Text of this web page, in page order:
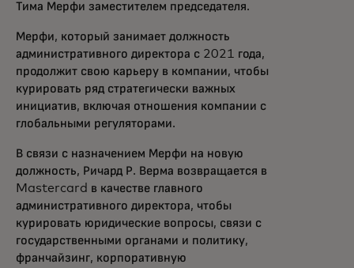
Тима Мерфи заместителем председателя.
Мерфи, который занимает должность
административного директора с 2021 года,
продолжит свою карьеру в компании, чтобы
курировать ряд стратегически важных
инициатив, включая отношения компании с
глобальными регуляторами.
В связи с назначением Мерфи на новую
должность, Ричард Р. Верма возвращается в
Mastercard в качестве главного
административного директора, чтобы
курировать юридические вопросы, связи с
государственными органами и политику,
франчайзинг, корпоративную